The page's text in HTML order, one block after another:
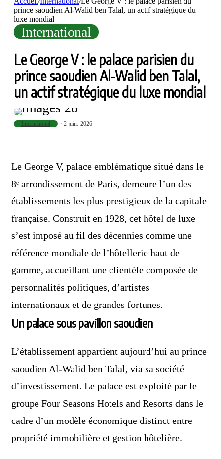
prince saoudien Al-Walid ben Talal, un actif stratégique du
luxe mondial
International
Le George V : le palace parisien du
prince saoudien Al-Walid ben Talal,
un actif stratégique du luxe mondial
International 2 juin، 2026
Le George V, palace emblématique situé dans le
8ᵉ arrondissement de Paris, demeure l’un des
établissements les plus prestigieux de la capitale
française. Construit en 1928, cet hôtel de luxe
s’est imposé au fil des décennies comme une
référence mondiale de l’hôtellerie haut de
gamme, accueillant une clientèle composée de
personnalités politiques, d’artistes
internationaux et de grandes fortunes.
Un palace sous pavillon saoudien
L’établissement appartient aujourd’hui au prince
saoudien Al-Walid ben Talal, via sa société
d’investissement. Le palace est exploité par le
groupe Four Seasons Hotels and Resorts dans le
cadre d’un modèle économique distinct entre
propriété immobilière et gestion hôtelière.